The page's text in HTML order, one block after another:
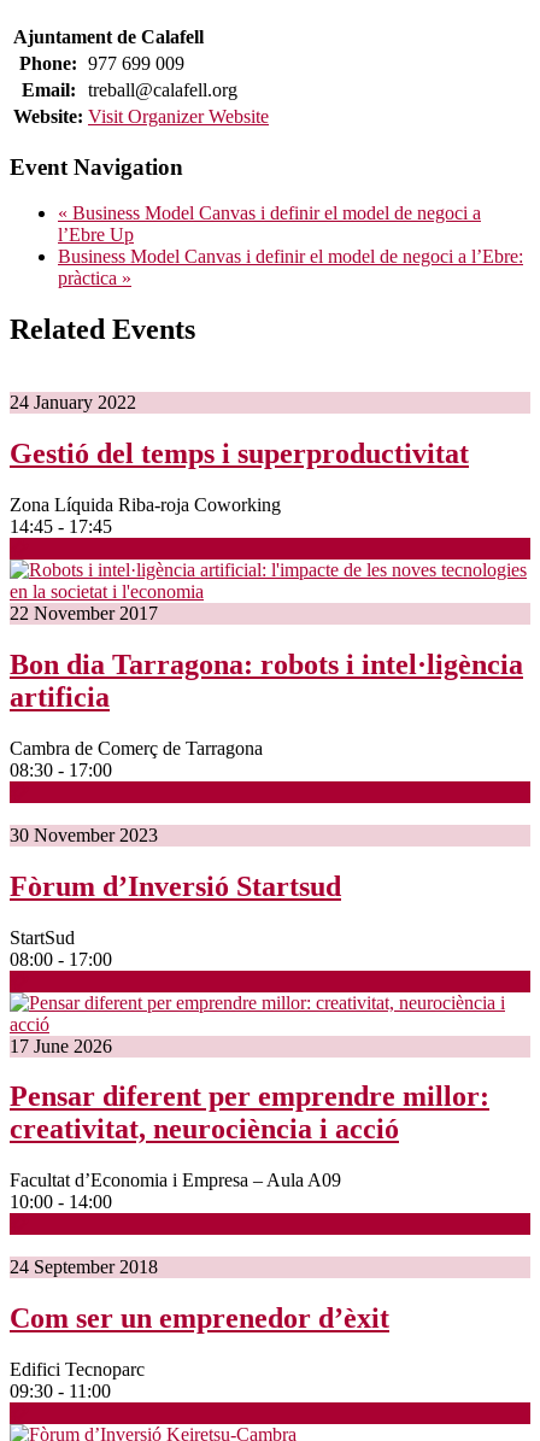
Ajuntament de Calafell
Phone: 977 699 009
Email:
treball@calafell.org
Website: Visit Organizer Website
Event Navigation
« Business Model Canvas i definir el model de negoci a
l’Ebre Up
Business Model Canvas i definir el model de negoci a l’Ebre:
pràctica »
Related Events
24 January 2022
Gestió del temps i superproductivitat
Zona Líquida Riba-roja Coworking
14:45 - 17:45
22 November 2017
Bon dia Tarragona: robots i intel·ligència
artificia
Cambra de Comerç de Tarragona
08:30 - 17:00
30 November 2023
Fòrum d’Inversió Startsud
StartSud
08:00 - 17:00
17 June 2026
Pensar diferent per emprendre millor:
creativitat, neurociència i acció
Facultat d’Economia i Empresa – Aula A09
10:00 - 14:00
24 September 2018
Com ser un emprenedor d’èxit
Edifici Tecnoparc
09:30 - 11:00